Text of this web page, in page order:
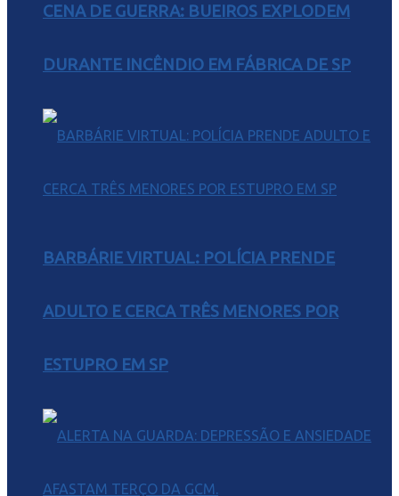
CENA DE GUERRA: BUEIROS EXPLODEM
DURANTE INCÊNDIO EM FÁBRICA DE SP
BARBÁRIE VIRTUAL: POLÍCIA PRENDE
ADULTO E CERCA TRÊS MENORES POR
ESTUPRO EM SP